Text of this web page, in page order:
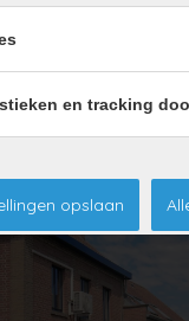
en tracking
opslaan